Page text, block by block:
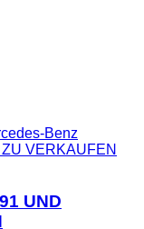
Benz
VERKAUFEN
UND